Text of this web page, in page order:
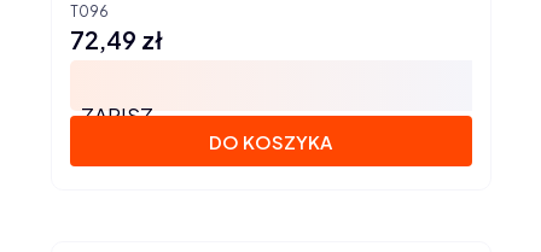
T096
Cena
72,49 zł
ZAPISZ
DO KOSZYKA